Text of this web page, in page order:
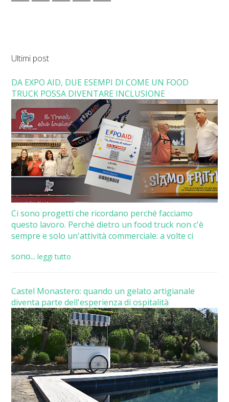
Ultimi post
DA EXPO AID, DUE ESEMPI DI COME UN FOOD
TRUCK POSSA DIVENTARE INCLUSIONE
Ci sono progetti che ricordano perché facciamo
questo lavoro. Perché dietro un food truck non c'è
sempre e solo un'attività commerciale: a volte ci
sono... leggi tutto
Castel Monastero: quando un gelato artigianale
diventa parte dell'esperienza di ospitalità